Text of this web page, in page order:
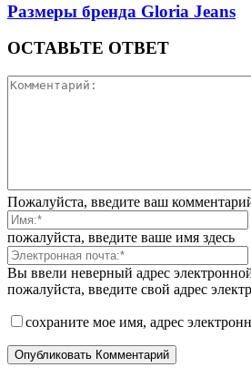
Размеры бренда Gloria Jeans
ОСТАВЬТЕ ОТВЕТ
Пожалуйста, введите ваш
пожалуйста, введите ваше имя здесь
Вы ввели неверный адрес
пожалуйста, введите свой адрес
сохраните мое имя, адрес